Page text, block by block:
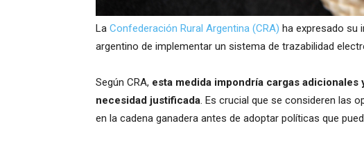
La Confederación Rural Argentina (CRA) ha expresado su
argentino de implementar un sistema de trazabilidad
Según CRA, esta medida impondría cargas
necesidad justificada. Es crucial que se consideren las
en la cadena ganadera antes de adoptar políticas que